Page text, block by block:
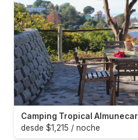
Camping Tropical Almunecar
desde $1,215 / noche